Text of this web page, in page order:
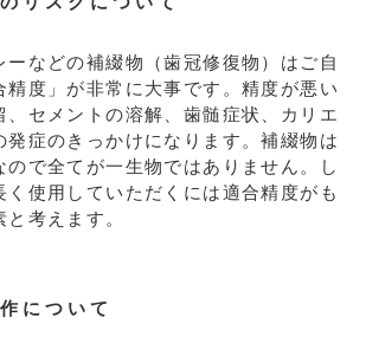
ーなどの補綴物（歯冠修復物）はご自
精度」が非常に大事です。精度が悪い
、セメントの溶解、歯髄症状、カリエ
発症のきっかけになります。補綴物は
ので全てが一生物ではありません。し
く使用していただくには適合精度がも
考えます。
について